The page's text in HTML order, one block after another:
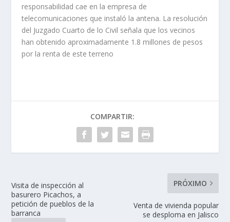
responsabilidad cae en la empresa de
telecomunicaciones que instaló la antena. La resolución
del Juzgado Cuarto de lo Civil señala que los vecinos
han obtenido aproximadamente 1.8 millones de pesos
por la renta de este terreno
COMPARTIR:
Visita de inspección al
basurero Picachos, a
petición de pueblos de la
barranca
PRÓXIMO
Venta de vivienda popular
se desploma en Jalisco